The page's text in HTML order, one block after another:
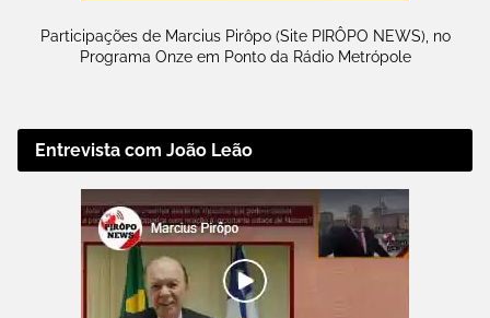
Participações de Marcius Pirôpo (Site PIRÔPO NEWS), no
Programa Onze em Ponto da Rádio Metrópole
Entrevista com João Leão